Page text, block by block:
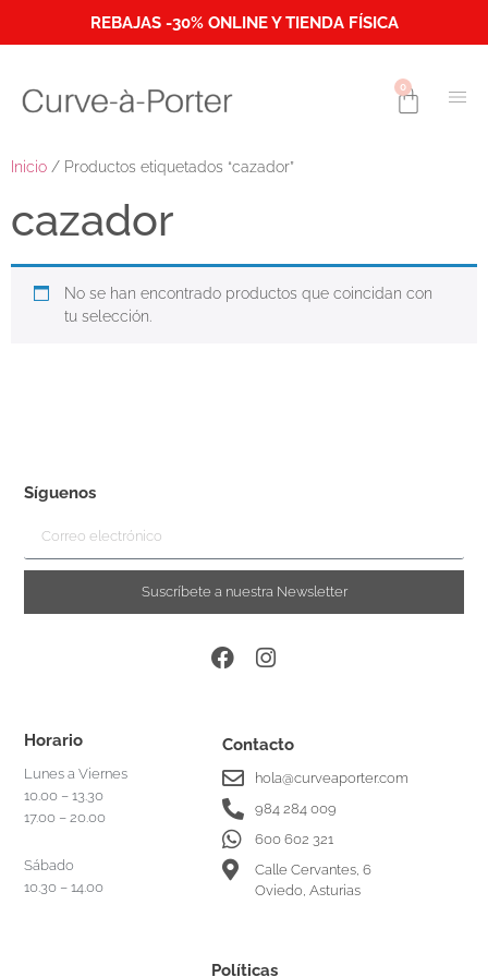
REBAJAS -30% ONLINE Y TIENDA FÍSICA
0
Inicio / Productos etiquetados “cazador”
cazador
No se han encontrado productos que coincidan con
tu selección.
Síguenos
Suscríbete a nuestra Newsletter
Horario
Lunes a Viernes
10.00 – 13.30
17.00 – 20.00
Sábado
10.30 – 14.00
Contacto
hola@curveaporter.com
984 284 009
600 602 321
Calle Cervantes, 6
Oviedo, Asturias
Políticas